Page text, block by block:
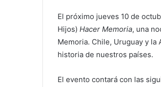
El próximo jueves 10 de
Hijos) Hacer Memoria, una
Memoria. Chile, Uruguay y
historia de nuestros países.
El evento contará con las